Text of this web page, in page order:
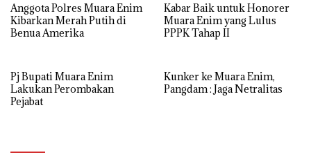
Anggota Polres Muara Enim
Kibarkan Merah Putih di
Benua Amerika
Kabar Baik untuk Honorer
Muara Enim yang Lulus
PPPK Tahap II
Pj Bupati Muara Enim
Lakukan Perombakan
Pejabat
Kunker ke Muara Enim,
Pangdam : Jaga Netralitas